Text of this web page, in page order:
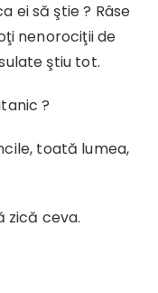
ei să ştie ? Râse
nenorociţii de
ştiu tot.
?
toată lumea,
zică ceva.